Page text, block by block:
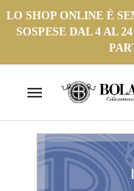
LO SHOP ONLINE È
SOSPESE DAL 4 AL
